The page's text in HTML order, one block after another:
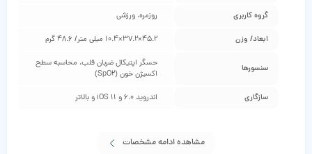
گروه کاربری روزمره، ورزشی
ابعاد/ وزن 45.2×37.2×10.4 میلی‌ متر/ 48.6 گرم
سنسورها
حسگر اپتیکال ضربان قلب، محاسبه سطح
اکسیژن خون (SpO2)
سازگاری اندروید 6.0 و iOS 11 و بالاتر
مشاهده ادامه مشخصات